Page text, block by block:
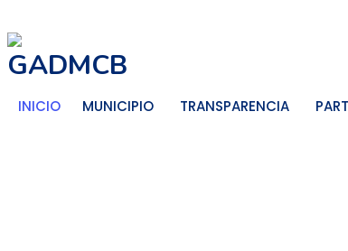
GADMCB
INICIO MUNICIPIO TRANSPARENCIA